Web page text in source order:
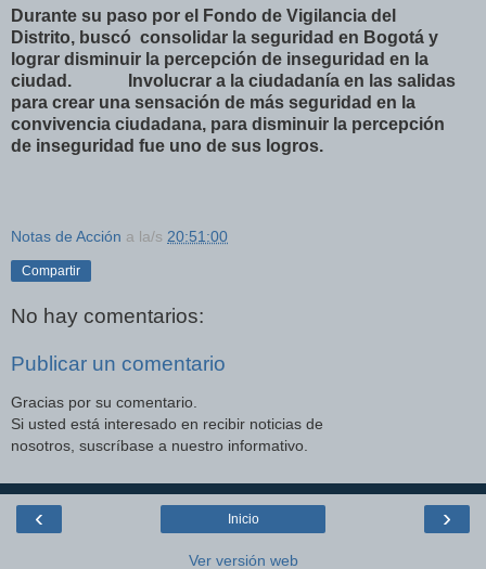
Durante su paso por el Fondo de Vigilancia del
Distrito, buscó consolidar la seguridad en Bogotá y
lograr disminuir la percepción de inseguridad en la
ciudad.
Involucrar a la ciudadanía en las salidas
para crear una sensación de más seguridad en la
convivencia ciudadana, para disminuir la percepción
de inseguridad fue uno de sus logros.
Notas de Acción a la/s 20:51:00
Compartir
No hay comentarios:
Publicar un comentario
Gracias por su comentario.
Si usted está interesado en recibir noticias de
nosotros, suscríbase a nuestro informativo.
‹ ›
Inicio
Ver versión web